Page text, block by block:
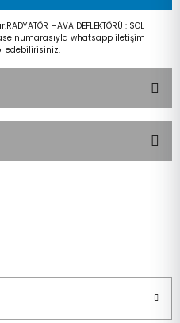
HAVA DEFLEKTÖRÜ : SOL
numarasıyla whatsapp iletişim
edebilirisiniz.